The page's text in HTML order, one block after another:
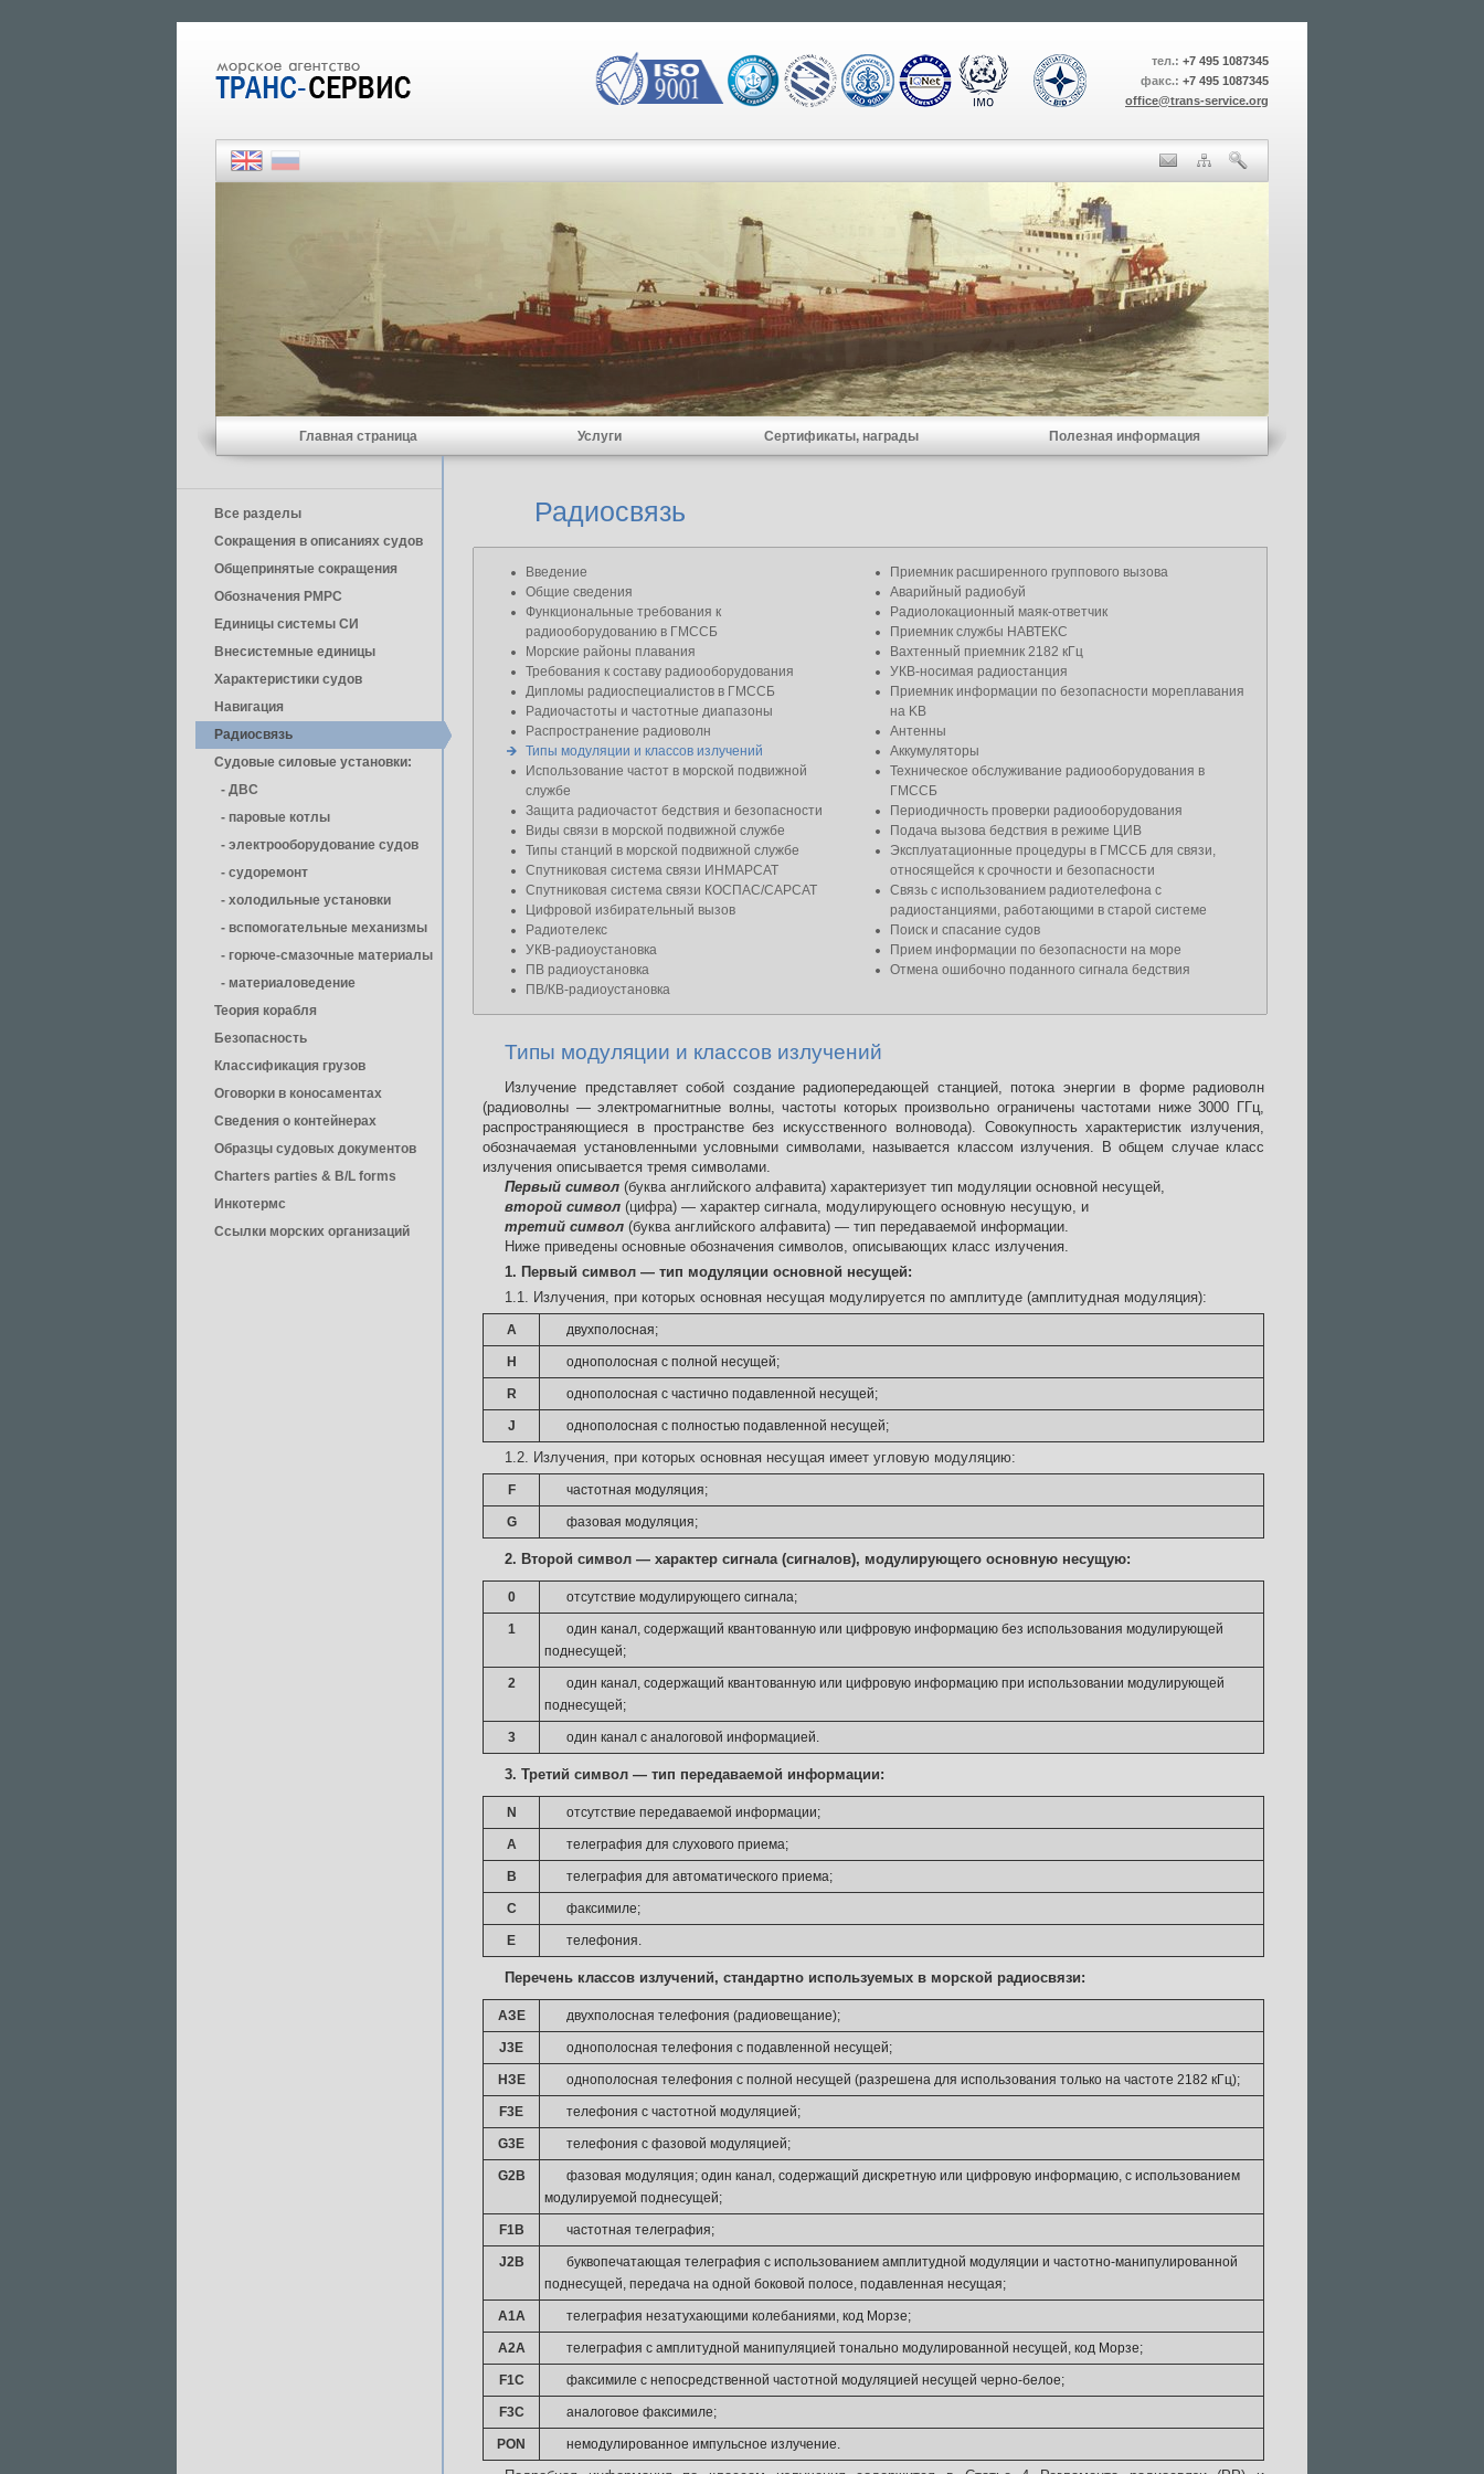
тел.: +7 495 1087345
факс.: +7 495 1087345
office@trans-service.org
Главная страница Услуги Сертификаты, награды Полезная информация
Все разделы
Сокращения в описаниях судов
Общепринятые сокращения
Обозначения РМРС
Единицы cистемы СИ
Внесистемные единицы
Характеристики судов
Навигация
Радиосвязь
Судовые силовые установки:
- ДВС
- паровые котлы
- электрооборудование судов
- cудоремонт
- холодильные установки
- вспомогательные механизмы
- горюче-смазочные материалы
- материаловедение
Теория корабля
Безопасность
Классификация грузов
Оговорки в коносаментах
Сведения о контейнерах
Образцы судовых документов
Charters parties & B/L forms
Инкотермс
Ссылки морских организаций
Радиосвязь
Введение
Общие сведения
Функциональные требования к
радиооборудованию в ГМССБ
Морские районы плавания
Требования к составу радиооборудования
Дипломы радиоспециалистов в ГМССБ
Радиочастоты и частотные диапазоны
Распространение радиоволн
Типы модуляции и классов излучений
Использование частот в морской подвижной
службе
Защита радиочастот бедствия и безопасности
Виды связи в морской подвижной службе
Типы станций в морской подвижной службе
Спутниковая система связи ИНМАРСАТ
Спутниковая система связи КОСПАС/САРСАТ
Цифровой избирательный вызов
Радиотелекс
УКВ-радиоустановка
ПВ радиоустановка
ПВ/КВ-радиоустановка
Приемник расширенного группового вызова
Аварийный радиобуй
Радиолокационный маяк-ответчик
Приемник службы НАВТЕКС
Вахтенный приемник 2182 кГц
УКВ-носимая радиостанция
Приемник информации по безопасности мореплавания
на KB
Антенны
Аккумуляторы
Техническое обслуживание радиооборудования в
ГМССБ
Периодичность проверки радиооборудования
Подача вызова бедствия в режиме ЦИВ
Эксплуатационные процедуры в ГМССБ для связи,
относящейся к срочности и безопасности
Связь с использованием радиотелефона с
радиостанциями, работающими в старой системе
Поиск и спасание судов
Прием информации по безопасности на море
Отмена ошибочно поданного сигнала бедствия
Типы модуляции и классов излучений
Излучение представляет собой создание радиопередающей станцией, потока энергии в форме радиоволн
(радиоволны — электромагнитные волны, частоты которых произвольно ограничены частотами ниже 3000 ГГц,
распространяющиеся в пространстве без искусственного волновода). Совокупность характеристик излучения,
обозначаемая установленными условными символами, называется классом излучения. В общем случае класс
излучения описывается тремя символами.
Первый символ (буква английского алфавита) характеризует тип модуляции основной несущей,
второй символ (цифра) — характер сигнала, модулирующего основную несущую, и
третий символ (буква английского алфавита) — тип передаваемой информации.
Ниже приведены основные обозначения символов, описывающих класс излучения.
1. Первый символ — тип модуляции основной несущей:
1.1. Излучения, при которых основная несущая модулируется по амплитуде (амплитудная модуляция):
А двухполосная;
Н однополосная с полной несущей;
R однополосная с частично подавленной несущей;
J однополосная с полностью подавленной несущей;
1.2. Излучения, при которых основная несущая имеет угловую модуляцию:
F частотная модуляция;
G фазовая модуляция;
2. Второй символ — характер сигнала (сигналов), модулирующего основную несущую:
0 отсутствие модулирующего сигнала;
1
один канал, содержащий квантованную или цифровую информацию без использования модулирующей
поднесущей;
2
один канал, содержащий квантованную или цифровую информацию при использовании модулирующей
поднесущей;
3 один канал с аналоговой информацией.
3. Третий символ — тип передаваемой информации:
N отсутствие передаваемой информации;
А телеграфия для слухового приема;
В телеграфия для автоматического приема;
С факсимиле;
Е телефония.
Перечень классов излучений, стандартно используемых в морской радиосвязи:
АЗЕ двухполосная телефония (радиовещание);
J3E однополосная телефония с подавленной несущей;
НЗЕ однополосная телефония с полной несущей (разрешена для использования только на частоте 2182 кГц);
F3E телефония с частотной модуляцией;
G3E телефония с фазовой модуляцией;
G2B
фазовая модуляция; один канал, содержащий дискретную или цифровую информацию, с использованием
модулируемой поднесущей;
F1B частотная телеграфия;
J2B
буквопечатающая телеграфия с использованием амплитудной модуляции и частотно-манипулированной
поднесущей, передача на одной боковой полосе, подавленная несущая;
А1А телеграфия незатухающими колебаниями, код Морзе;
А2А телеграфия с амплитудной манипуляцией тонально модулированной несущей, код Морзе;
F1C факсимиле с непосредственной частотной модуляцией несущей черно-белое;
F3C аналоговое факсимиле;
PON немодулированное импульсное излучение.